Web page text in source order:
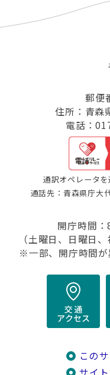
郵便
住所：青森
電話：
通訳オペレータを
通話先：青森県庁大
開庁時間
（土曜日、日曜日
※一部、開庁時間が
この